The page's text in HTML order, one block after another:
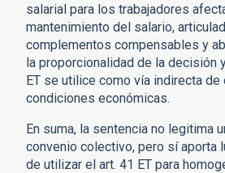
salarial para los trabajadores
mantenimiento del salario,
complementos compensables y
la proporcionalidad de la decisión
ET se utilice como vía indirecta de
condiciones económicas.
En suma, la sentencia no legitima
convenio colectivo, pero sí aporta
de utilizar el art. 41 ET para